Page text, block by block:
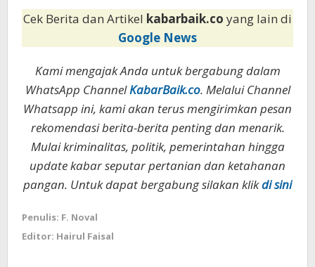
Cek Berita dan Artikel kabarbaik.co yang lain di
Google News
Kami mengajak Anda untuk bergabung dalam
WhatsApp ChannelKabarBaik.co. Melalui Channel
Whatsapp ini, kami akan terus mengirimkan pesan
rekomendasi berita-berita penting dan menarik.
Mulai kriminalitas, politik, pemerintahan hingga
update kabar seputar pertanian dan ketahanan
pangan. Untuk dapat bergabung silakan klikdi sini
Penulis: F. Noval
Editor: Hairul Faisal